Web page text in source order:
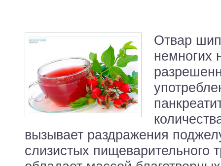
Отвар
немногих
вызывает раздражения
слизистых пищеварительного